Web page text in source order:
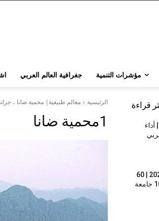
مؤشرات التنمية جغرافية العالم العربي
الرئيسية معالم طبيعية| محمية ضانا ..
1محمية ضانا
قراءة
إجمالي الناتج المحلي 2025 | أداء
تصنيف الجامعات كيو إس 2027 | 60
جامعة عربية بين أفضل 1000 جامعة